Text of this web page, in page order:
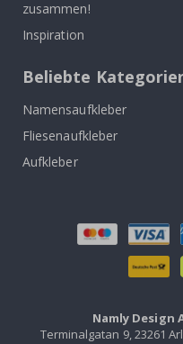
zusammen!
Inspiration
Beliebte
Namensaufkleber
Fliesenaufkleber
Aufkleber
Namly Design
Terminalgatan 9, 23261